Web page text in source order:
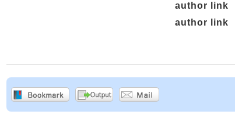
author link
author link